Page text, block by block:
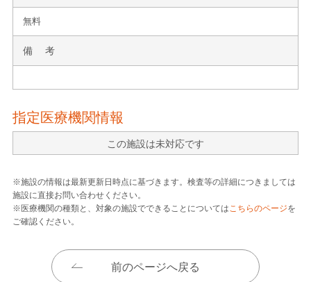
無料
備 考
指定医療機関情報
この施設は未対応です
※施設の情報は最新更新日時点に基づきます。検査等の詳細につきましては
施設に直接お問い合わせください。
※医療機関の種類と、対象の施設でできることについてはこちらのページを
ご確認ください。
前のページへ戻る